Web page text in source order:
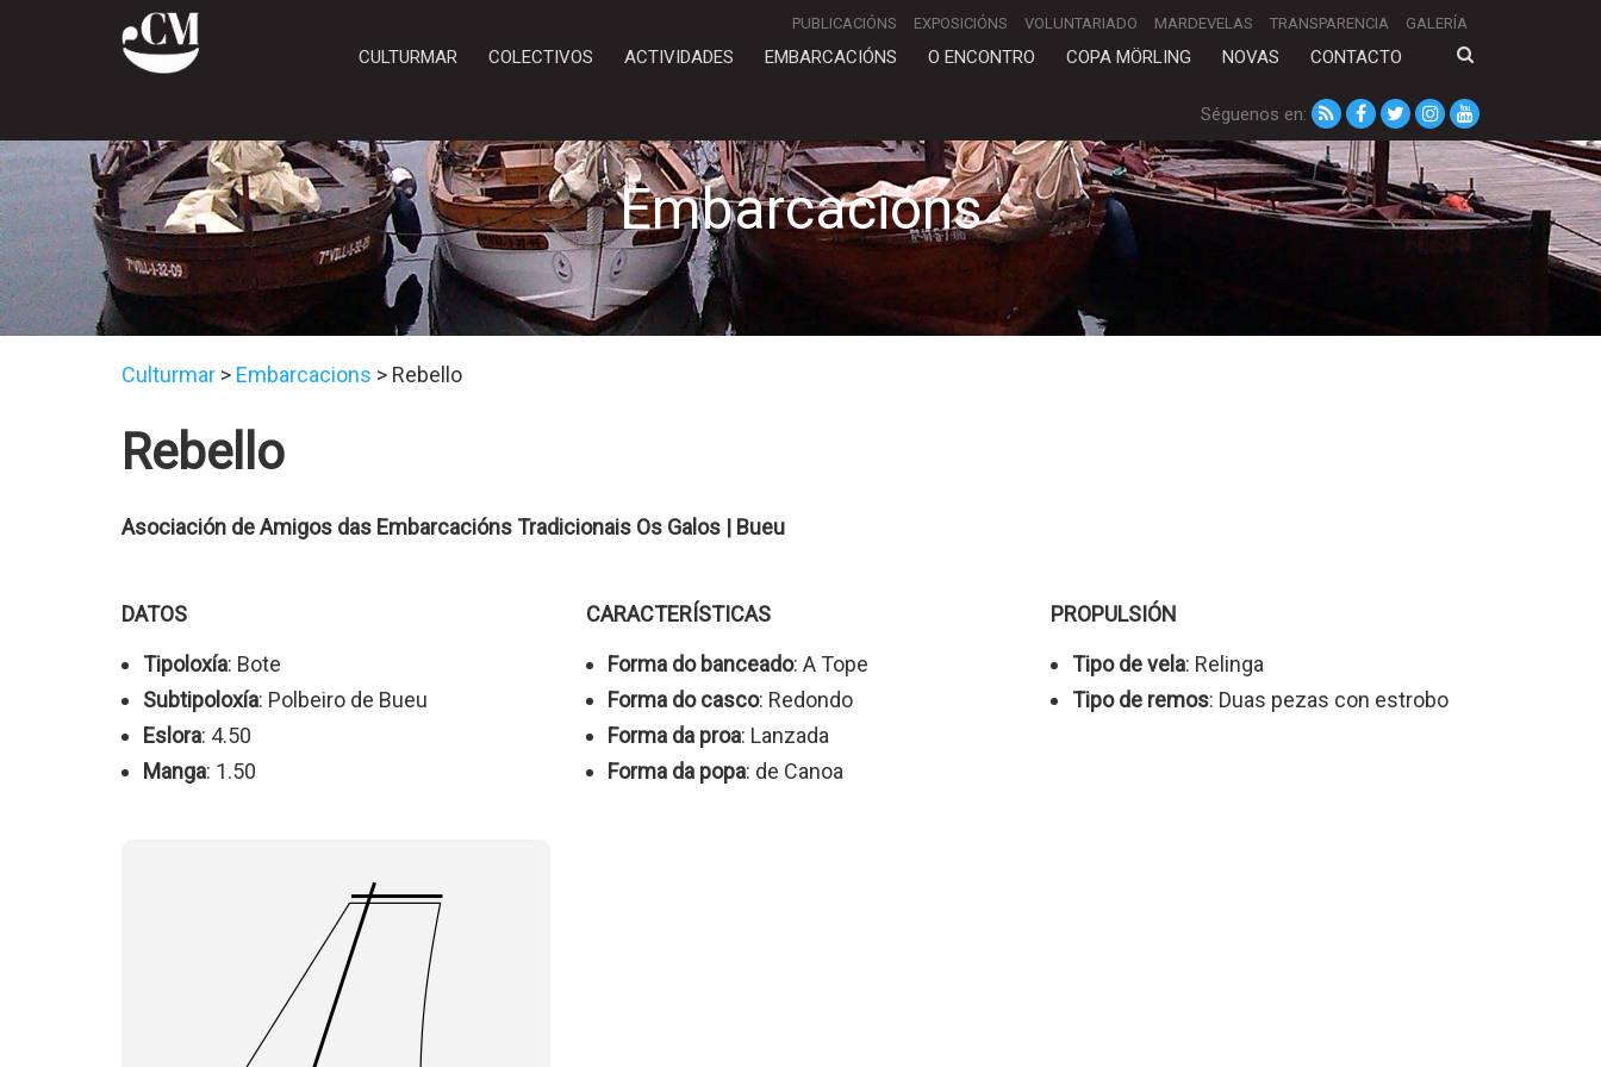
PUBLICACIÓNS EXPOSICIÓNS VOLUNTARIADO MARDEVELAS TRANSPARENCIA GALERÍA
CULTURMAR COLECTIVOS ACTIVIDADES EMBARCACIÓNS O ENCONTRO COPA MÖRLING NOVAS CONTACTO
Séguenos en:
Embarcacións
Culturmar > Embarcacions > Rebello
Rebello
Asociación de Amigos das Embarcacións Tradicionais Os Galos | Bueu
DATOS
Tipoloxía: Bote
Subtipoloxía: Polbeiro de Bueu
Eslora: 4.50
Manga: 1.50
CARACTERÍSTICAS
Forma do banceado: A Tope
Forma do casco: Redondo
Forma da proa: Lanzada
Forma da popa: de Canoa
PROPULSIÓN
Tipo de vela: Relinga
Tipo de remos: Duas pezas con estrobo